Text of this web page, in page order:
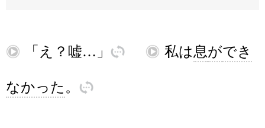
再 「 え ？ 嘘…」 訳 再 私は息ができ
なかった 。 訳